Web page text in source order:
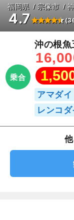
福岡県 宗像市
4.7
乗合
沖の根
アマダイ
レンコダ